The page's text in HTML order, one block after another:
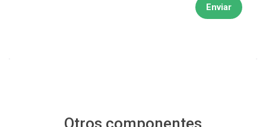
Enviar
Otros componentes